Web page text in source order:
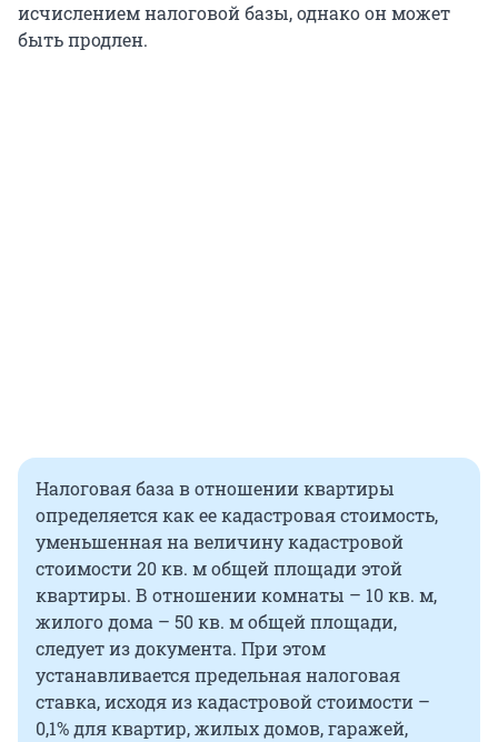
исчислением налоговой базы, однако он может
быть продлен.
Налоговая база в отношении квартиры
определяется как ее кадастровая стоимость,
уменьшенная на величину кадастровой
стоимости 20 кв. м общей площади этой
квартиры. В отношении комнаты – 10 кв. м,
жилого дома – 50 кв. м общей площади,
следует из документа. При этом
устанавливается предельная налоговая
ставка, исходя из кадастровой стоимости –
0,1% для квартир, жилых домов, гаражей,